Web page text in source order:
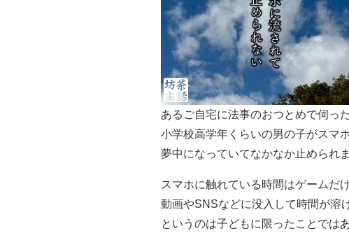
あるご自宅に法事のおつとめで伺っ
小学校高学年くらいの男の子がスマ
夢中になっていてなかなか止められ
スマホに触れている時間はゲームだ
動画やSNSなどに没入して時間が溶
というのは子どもに限ったことでは